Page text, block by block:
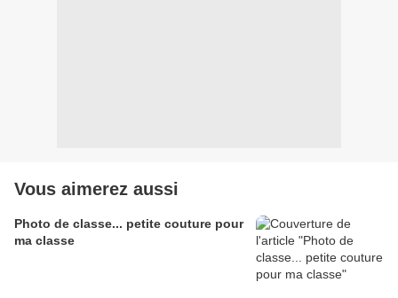
Vous aimerez aussi
Photo de classe... petite couture pour
ma classe